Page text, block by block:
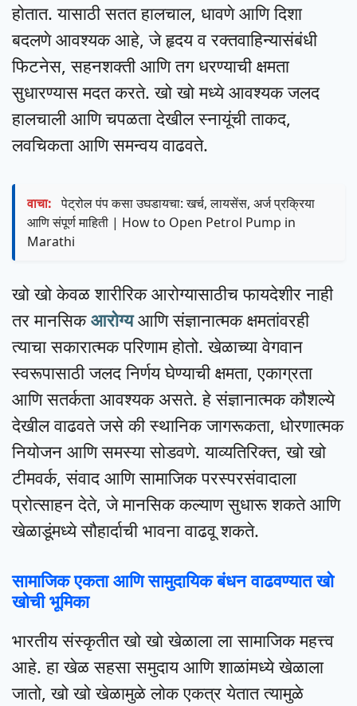
होतात. यासाठी सतत हालचाल, धावणे आणि दिशा
बदलणे आवश्यक आहे, जे हृदय व रक्तवाहिन्यासंबंधी
फिटनेस, सहनशक्ती आणि तग धरण्याची क्षमता
सुधारण्यास मदत करते. खो खो मध्ये आवश्यक जलद
हालचाली आणि चपळता देखील स्नायूंची ताकद,
लवचिकता आणि समन्वय वाढवते.
वाचा: पेट्रोल पंप कसा उघडायचा: खर्च, लायसेंस, अर्ज प्रक्रिया
आणि संपूर्ण माहिती | How to Open Petrol Pump in
Marathi
खो खो केवळ शारीरिक आरोग्यासाठीच फायदेशीर नाही
तर मानसिकआरोग्यआणि संज्ञानात्मक क्षमतांवरही
त्याचा सकारात्मक परिणाम होतो. खेळाच्या वेगवान
स्वरूपासाठी जलद निर्णय घेण्याची क्षमता, एकाग्रता
आणि सतर्कता आवश्यक असते. हे संज्ञानात्मक कौशल्ये
देखील वाढवते जसे की स्थानिक जागरूकता, धोरणात्मक
नियोजन आणि समस्या सोडवणे. याव्यतिरिक्त, खो खो
टीमवर्क, संवाद आणि सामाजिक परस्परसंवादाला
प्रोत्साहन देते, जे मानसिक कल्याण सुधारू शकते आणि
खेळाडूंमध्ये सौहार्दाची भावना वाढवू शकते.
सामाजिक एकता आणि सामुदायिक बंधन वाढवण्यात खो
खोची भूमिका
भारतीय संस्कृतीत खो खो खेळाला ला सामाजिक महत्त्व
आहे. हा खेळ सहसा समुदाय आणि शाळांमध्ये खेळाला
जातो, खो खो खेळामुळे लोक एकत्र येतात त्यामुळे